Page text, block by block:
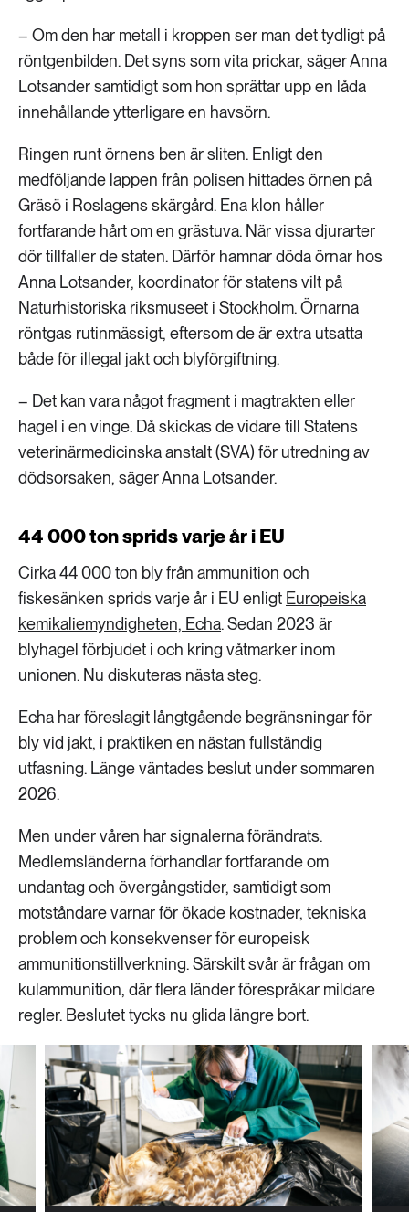
– Om den har metall i kroppen ser man det tydligt på
röntgenbilden. Det syns som vita prickar, säger Anna
Lotsander samtidigt som hon sprättar upp en låda
innehållande ytterligare en havsörn.
Ringen runt örnens ben är sliten. Enligt den
medföljande lappen från polisen hittades örnen på
Gräsö i Roslagens skärgård. Ena klon håller
fortfarande hårt om en grästuva. När vissa djurarter
dör tillfaller de staten. Därför hamnar döda örnar hos
Anna Lotsander, koordinator för statens vilt på
Naturhistoriska riksmuseet i Stockholm. Örnarna
röntgas rutinmässigt, eftersom de är extra utsatta
både för illegal jakt och blyförgiftning.
– Det kan vara något fragment i magtrakten eller
hagel i en vinge. Då skickas de vidare till Statens
veterinärmedicinska anstalt (SVA) för utredning av
dödsorsaken, säger Anna Lotsander.
44 000 ton sprids varje år i EU
Cirka 44 000 ton bly från ammunition och
fiskesänken sprids varje år i EU enligt Europeiska
kemikaliemyndigheten, Echa. Sedan 2023 är
blyhagel förbjudet i och kring våtmarker inom
unionen. Nu diskuteras nästa steg.
Echa har föreslagit långtgående begränsningar för
bly vid jakt, i praktiken en nästan fullständig
utfasning. Länge väntades beslut under sommaren
2026.
Men under våren har signalerna förändrats.
Medlemsländerna förhandlar fortfarande om
undantag och övergångstider, samtidigt som
motståndare varnar för ökade kostnader, tekniska
problem och konsekvenser för europeisk
ammunitionstillverkning. Särskilt svår är frågan om
kulammunition, där flera länder förespråkar mildare
regler. Beslutet tycks nu glida längre bort.